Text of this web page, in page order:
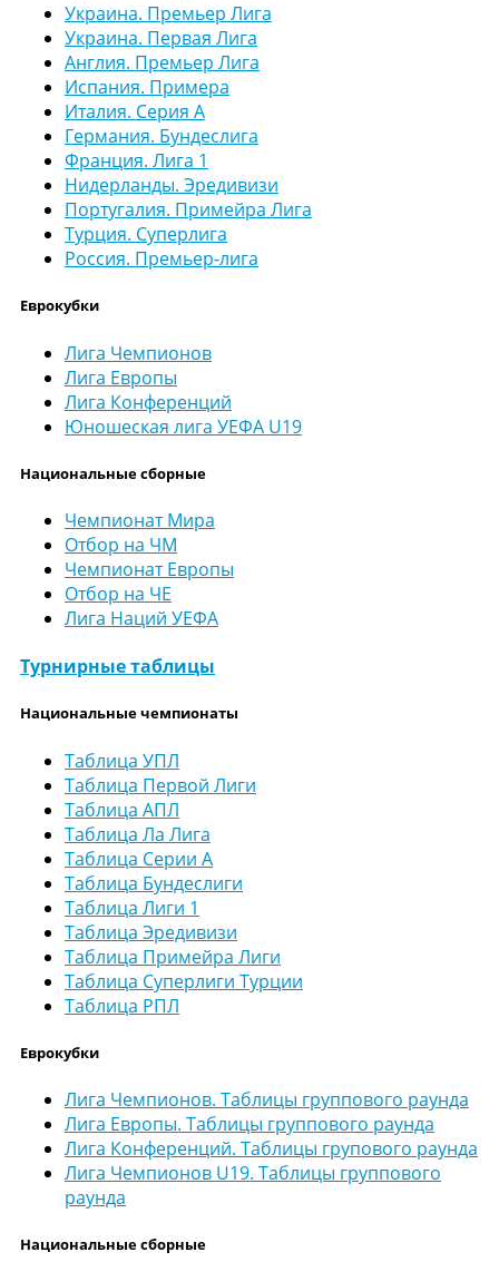
Украина. Премьер Лига
Украина. Первая Лига
Англия. Премьер Лига
Испания. Примера
Италия. Серия А
Германия. Бундеслига
Франция. Лига 1
Нидерланды. Эредивизи
Португалия. Примейра Лига
Турция. Суперлига
Россия. Премьер-лига
Еврокубки
Лига Чемпионов
Лига Европы
Лига Конференций
Юношеская лига УЕФА U19
Национальные сборные
Чемпионат Мира
Отбор на ЧМ
Чемпионат Европы
Отбор на ЧЕ
Лига Наций УЕФА
Турнирные таблицы
Национальные чемпионаты
Таблица УПЛ
Таблица Первой Лиги
Таблица АПЛ
Таблица Ла Лига
Таблица Серии А
Таблица Бундеслиги
Таблица Лиги 1
Таблица Эредивизи
Таблица Примейра Лиги
Таблица Суперлиги Турции
Таблица РПЛ
Еврокубки
Лига Чемпионов. Таблицы группового раунда
Лига Европы. Таблицы группового раунда
Лига Конференций. Таблицы групового раунда
Лига Чемпионов U19. Таблицы группового
раунда
Национальные сборные